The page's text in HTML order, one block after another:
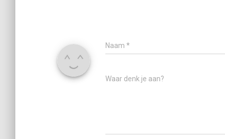
Naam *
Waar denk je aan?